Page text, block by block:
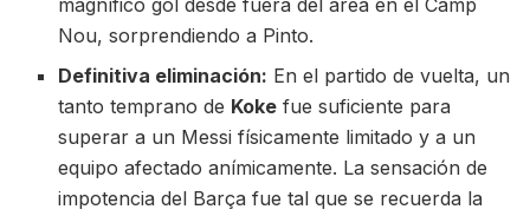
magnífico gol desde fuera del área en el Camp
Nou, sorprendiendo a Pinto.
Definitiva eliminación: En el partido de vuelta, un
tanto temprano de Koke fue suficiente para
superar a un Messi físicamente limitado y a un
equipo afectado anímicamente. La sensación de
impotencia del Barça fue tal que se recuerda la